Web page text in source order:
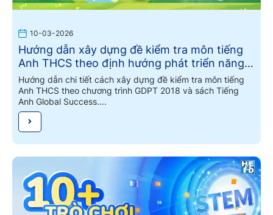
10-03-2026
Hướng dẫn xây dựng đề kiểm tra môn tiếng
Anh THCS theo định hướng phát triển năng
lực
Hướng dẫn chi tiết cách xây dựng đề kiểm tra môn tiếng
Anh THCS theo chương trình GDPT 2018 và sách Tiếng
Anh Global Success....